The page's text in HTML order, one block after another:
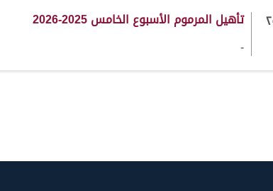
تأهيل المرموم الأسبوع الخامس 2025-2026
-